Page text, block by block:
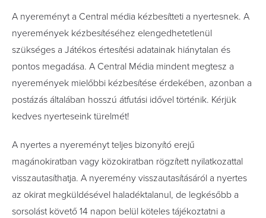
A nyereményt a Central média kézbesítteti a nyertesnek. A
nyeremények kézbesítéséhez elengedhetetlenül
szükséges a Játékos értesítési adatainak hiánytalan és
pontos megadása. A Central Média mindent megtesz a
nyeremények mielőbbi kézbesítése érdekében, azonban a
postázás általában hosszú átfutási idővel történik. Kérjük
kedves nyerteseink türelmét!
A nyertes a nyereményt teljes bizonyító erejű
magánokiratban vagy közokiratban rögzített nyilatkozattal
visszautasíthatja. A nyeremény visszautasításáról a nyertes
az okirat megküldésével haladéktalanul, de legkésőbb a
sorsolást követő 14 napon belül köteles tájékoztatni a